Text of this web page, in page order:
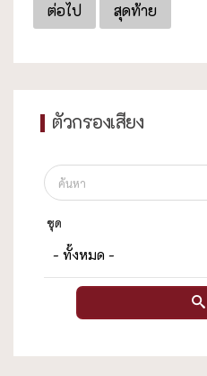
ต่อไป สุดท้าย
ตัวกรองเสียง
ชุด